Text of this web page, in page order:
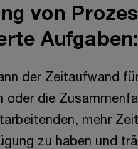
von
Aufgaben:
der Zeitaufwand
oder die
mehr
zu haben und